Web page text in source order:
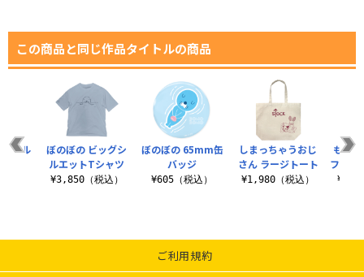
この商品と同じ作品タイトルの商品
ぼのぼの 65mm缶
バッジ
¥605（税込）
しまっちゃうおじ
さん ラージトート
¥1,980（税込）
もう
フアク
リル
ぼのぼの ビッグシ
ルエットTシャツ
¥3,850（税込）
ご利用規約